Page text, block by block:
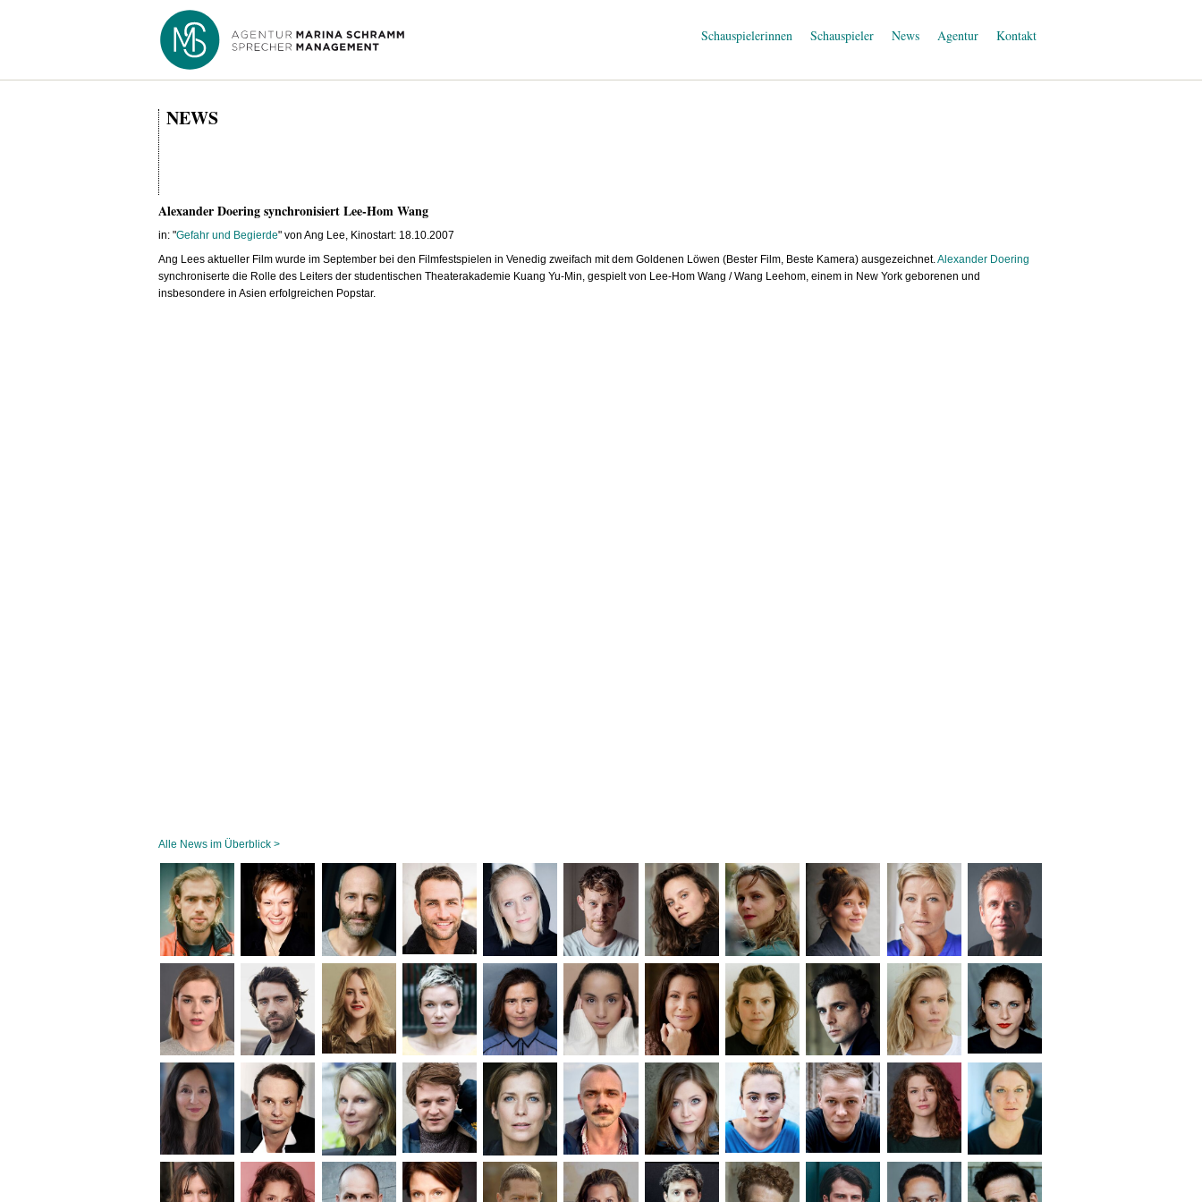
Schauspielerinnen Schauspieler News Agentur Kontakt
NEWS
Alexander Doering synchronisiert Lee-Hom Wang
in: "Gefahr und Begierde" von Ang Lee, Kinostart: 18.10.2007
Ang Lees aktueller Film wurde im September bei den Filmfestspielen in Venedig zweifach mit dem Goldenen Löwen (Bester Film, Beste Kamera) ausgezeichnet. Alexander Doering
synchroniserte die Rolle des Leiters der studentischen Theaterakademie Kuang Yu-Min, gespielt von Lee-Hom Wang / Wang Leehom, einem in New York geborenen und
insbesondere in Asien erfolgreichen Popstar.
Alle News im Überblick >
Navigation
überspringen